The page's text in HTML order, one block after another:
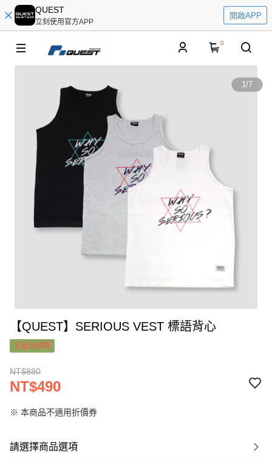
QUEST
立刻使用官方APP
開啟APP
0
1/7
【QUEST】SERIOUS VEST 標語背心
宅配免運費
NT$880
NT$490
※ 本商品不適用折價券
請選擇商品選項